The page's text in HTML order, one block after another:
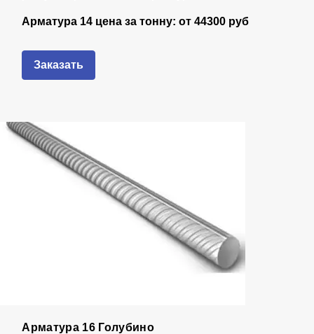
Арматура 14 цена за тонну: от44300 руб
Заказать
Арматура 16 Голубино